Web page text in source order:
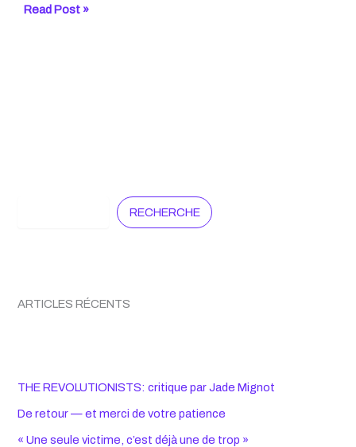
Les
Read Post »
RECHERCHE
ARTICLES RÉCENTS
THE REVOLUTIONISTS: critique par Jade Mignot
De retour — et merci de votre patience
« Une seule victime, c’est déjà une de trop »